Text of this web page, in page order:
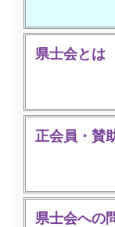
県士会とは
正会員・賛
県士会への